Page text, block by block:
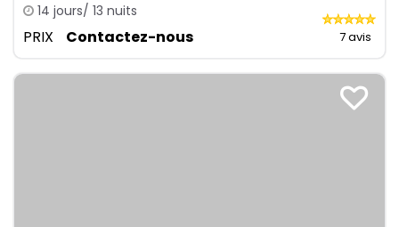
14 jours/ 13 nuits
PRIX Contactez-nous 7 avis